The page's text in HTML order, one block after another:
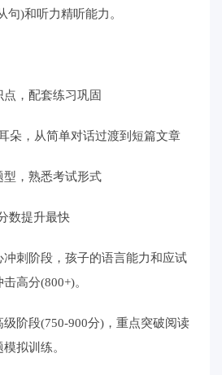
句)和听力精听能力。
，配套练习巩固
朵，从简单对话过渡到短篇文章
，熟悉考试形式
数提升最快
刺阶段，孩子的语言能力和应试
高分(800+)。
阶段(750-900分)，重点突破阅读
拟训练。